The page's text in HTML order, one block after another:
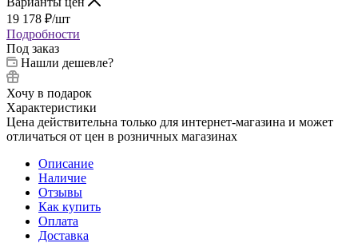
19 178 ₽/шт
Подробности
Под заказ
Нашли дешевле?
Хочу в подарок
Характеристики
Цена действительна только для интернет-магазина и может
отличаться от цен в розничных магазинах
Описание
Наличие
Отзывы
Как купить
Оплата
Доставка